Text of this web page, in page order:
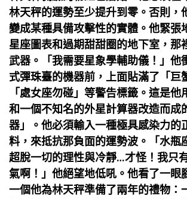
林天秤的運勢至少提升到零。否則，
變成某種具備攻擊性的實體。他緊張
星座圖表和過期甜甜圈的地下室，那
武器。「我需要星象學輔助儀！」他
式彈珠臺的機器前，上面貼滿了「巨
「處女座勿碰」等警告標籤。這是他
和一個不知名的外星計算器改造而成
器」。他必須輸入一種極具感染力的
料，來抵抗那負面的運勢波。「水瓶
超脫一切的理性與冷靜…才怪！我只
氣啊！」他絕望地低吼。他看了一眼
一個他為林天秤準備了兩年的禮物：